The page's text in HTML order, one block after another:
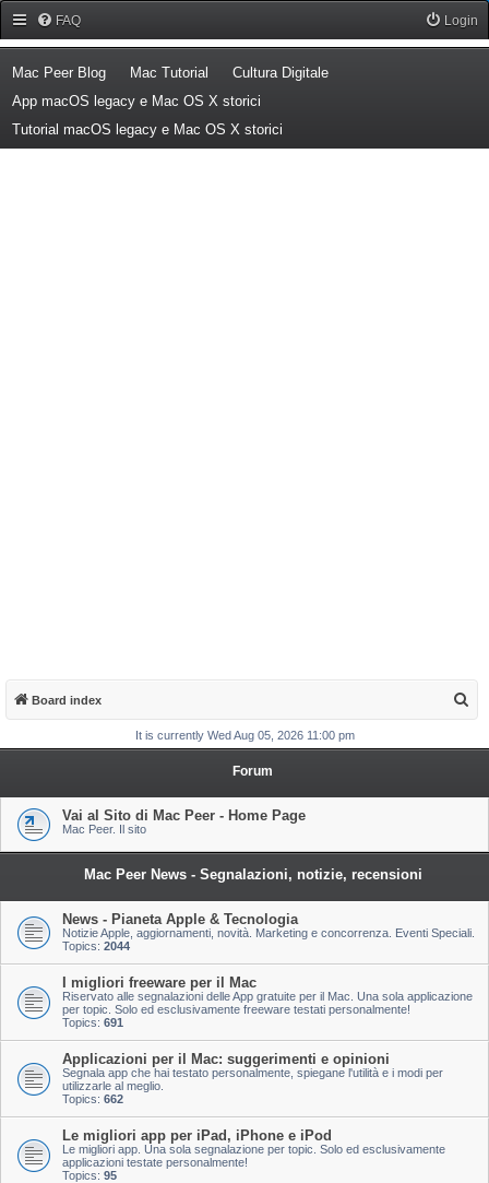
FAQ Login
Mac Peer Blog(Opens a new tab)
Mac Tutorial (Opens a new tab)
Cultura Digitale(Opens a new tab)
App macOS legacy e Mac OS X storici
Tutorial macOS legacy e Mac OS X storici
Board index
a
It is currently Wed Aug 05, 2026 11:00 pm
Forum
Vai al Sito di Mac Peer - Home Page
Mac Peer. Il sito
Mac Peer News - Segnalazioni, notizie, recensioni
News - Pianeta Apple & Tecnologia
Notizie Apple, aggiornamenti, novità. Marketing e concorrenza. Eventi Speciali.
Topics: 2044
I migliori freeware per il Mac
Riservato alle segnalazioni delle App gratuite per il Mac. Una sola applicazione
per topic. Solo ed esclusivamente freeware testati personalmente!
Topics: 691
Applicazioni per il Mac: suggerimenti e opinioni
Segnala app che hai testato personalmente, spiegane l'utilità e i modi per
utilizzarle al meglio.
Topics: 662
Le migliori app per iPad, iPhone e iPod
Le migliori app. Una sola segnalazione per topic. Solo ed esclusivamente
applicazioni testate personalmente!
Topics: 95